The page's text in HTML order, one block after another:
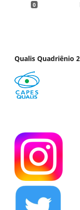
0
Qualis Quadriênio